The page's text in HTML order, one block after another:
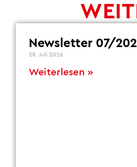
Newsletter 07/
28. Juli 2026
Weiterlesen »